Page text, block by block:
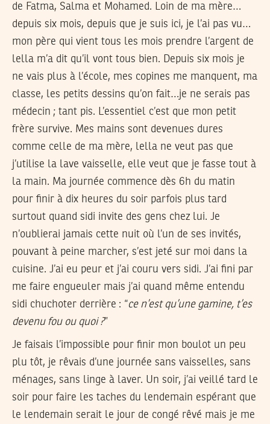
de Fatma, Salma et Mohamed. Loin de ma mère…
depuis six mois, depuis que je suis ici, je l’ai pas vu…
mon père qui vient tous les mois prendre l’argent de
lella m’a dit qu’il vont tous bien. Depuis six mois je
ne vais plus à l’école, mes copines me manquent, ma
classe, les petits dessins qu’on fait…je ne serais pas
médecin ; tant pis. L’essentiel c’est que mon petit
frère survive. Mes mains sont devenues dures
comme celle de ma mère, lella ne veut pas que
j’utilise la lave vaisselle, elle veut que je fasse tout à
la main. Ma journée commence dès 6h du matin
pour finir à dix heures du soir parfois plus tard
surtout quand sidi invite des gens chez lui. Je
n’oublierai jamais cette nuit où l’un de ses invités,
pouvant à peine marcher, s’est jeté sur moi dans la
cuisine. J’ai eu peur et j’ai couru vers sidi. J’ai fini par
me faire engueuler mais j’ai quand même entendu
sidi chuchoter derrière : “ce n’est qu’une gamine, t’es
devenu fou ou quoi ?”
Je faisais l’impossible pour finir mon boulot un peu
plu tôt, je rêvais d’une journée sans vaisselles, sans
ménages, sans linge à laver. Un soir, j’ai veillé tard le
soir pour faire les taches du lendemain espérant que
le lendemain serait le jour de congé rêvé mais je me